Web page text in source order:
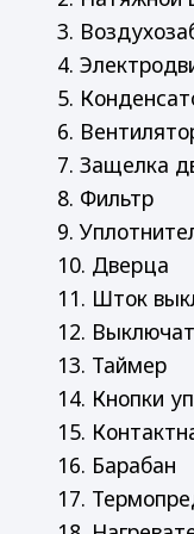
3.
4.
5.
6.
7. Защелка
8. Фильтр
9.
10. Дверца
11. Шток
12.
13. Таймер
14. Кнопки
15.
16. Барабан
17.